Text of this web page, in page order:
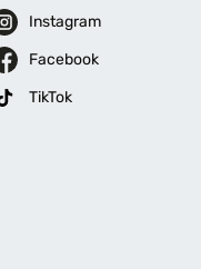
Instagram
Facebook
TikTok